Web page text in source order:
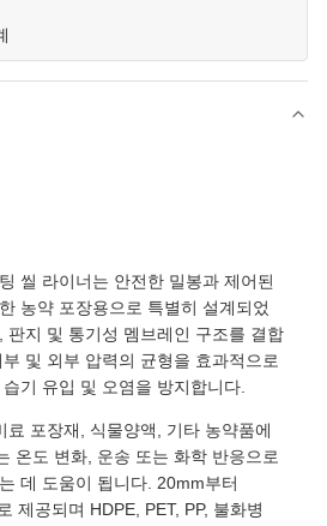
씰 라이너는 안전한 밀봉과 제어된
농약 포장용으로 특별히 설계되었
판지 및 통기성 멤브레인 구조를 결합
및 외부 압력의 균형을 효과적으로
기 유입 및 오염을 방지합니다.
료 포장재, 식물양액, 기타 농약품에
온도 변화, 운송 또는 화학 반응으로
데 도움이 됩니다. 20mm부터
제공되며 HDPE, PET, PP, 불화병